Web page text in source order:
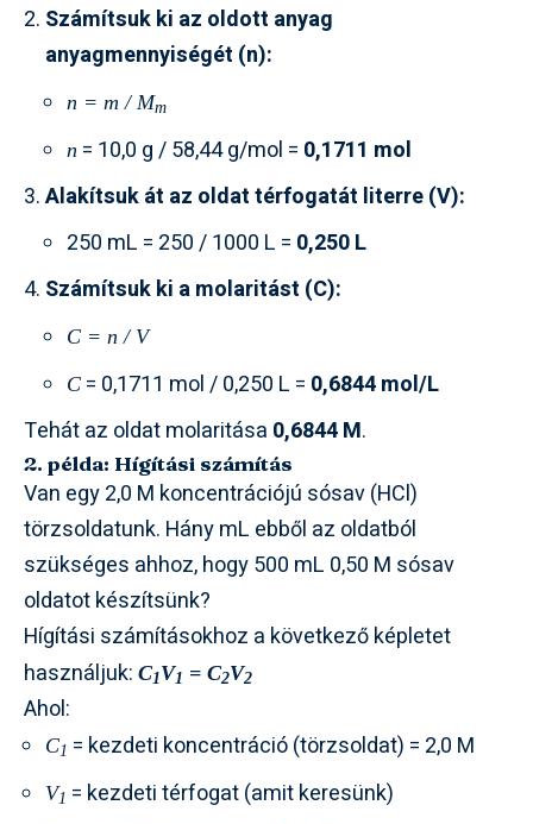
Számítsuk ki az oldott anyag
anyagmennyiségét (n):
n = m / Mm
n = 10,0 g / 58,44 g/mol = 0,1711 mol
Alakítsuk át az oldat térfogatát literre (V):
250 mL = 250 / 1000 L = 0,250 L
Számítsuk ki a molaritást (C):
C = n / V
C = 0,1711 mol / 0,250 L = 0,6844 mol/L
Tehát az oldat molaritása 0,6844 M.
2. példa: Hígítási számítás
Van egy 2,0 M koncentrációjú sósav (HCl)
törzsoldatunk. Hány mL ebből az oldatból
szükséges ahhoz, hogy 500 mL 0,50 M sósav
oldatot készítsünk?
Hígítási számításokhoz a következő képletet
használjuk: C1V1 = C2V2
Ahol:
C1 = kezdeti koncentráció (törzsoldat) = 2,0 M
V1 = kezdeti térfogat (amit keresünk)